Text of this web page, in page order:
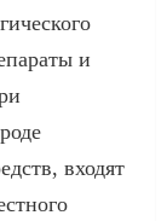
и
входят